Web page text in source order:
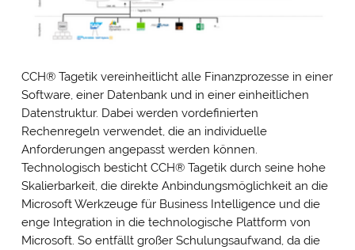
CCH®Tagetik vereinheitlicht alle Finanzprozesse in einer
Software, einer Datenbank und in einer einheitlichen
Datenstruktur. Dabei werden vordefinierten
Rechenregeln verwendet, die an individuelle
Anforderungen angepasst werden können.
Technologisch besticht CCH® Tagetik durch seine hohe
Skalierbarkeit, die direkte Anbindungsmöglichkeit an die
Microsoft Werkzeuge für Business Intelligence und die
enge Integration in die technologische Plattform von
Microsoft. So entfällt großer Schulungsaufwand, da die